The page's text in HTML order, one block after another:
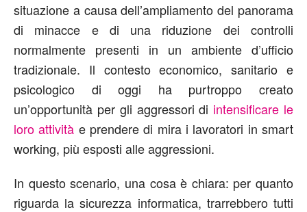
situazione a causa dell’ampliamento del panorama
di minacce e di una riduzione dei controlli
normalmente presenti in un ambiente d’ufficio
tradizionale. Il contesto economico, sanitario e
psicologico di oggi ha purtroppo creato
un’opportunità per gli aggressori di intensificare le
loro attività e prendere di mira i lavoratori in smart
working, più esposti alle aggressioni.
In questo scenario, una cosa è chiara: per quanto
riguarda la sicurezza informatica, trarrebbero tutti